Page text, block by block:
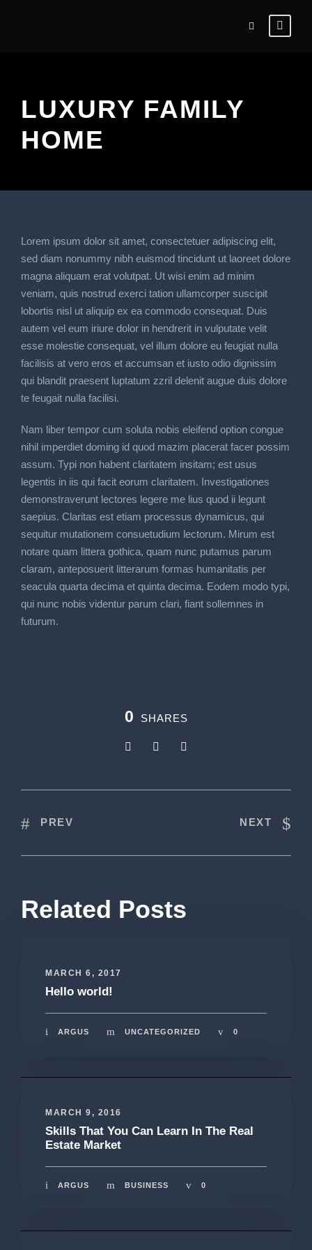
LUXURY FAMILY
HOME
Lorem ipsum dolor sit amet, consectetuer adipiscing elit,
sed diam nonummy nibh euismod tincidunt ut laoreet dolore
magna aliquam erat volutpat. Ut wisi enim ad minim
veniam, quis nostrud exerci tation ullamcorper suscipit
lobortis nisl ut aliquip ex ea commodo consequat. Duis
autem vel eum iriure dolor in hendrerit in vulputate velit
esse molestie consequat, vel illum dolore eu feugiat nulla
facilisis at vero eros et accumsan et iusto odio dignissim
qui blandit praesent luptatum zzril delenit augue duis dolore
te feugait nulla facilisi.
Nam liber tempor cum soluta nobis eleifend option congue
nihil imperdiet doming id quod mazim placerat facer possim
assum. Typi non habent claritatem insitam; est usus
legentis in iis qui facit eorum claritatem. Investigationes
demonstraverunt lectores legere me lius quod ii legunt
saepius. Claritas est etiam processus dynamicus, qui
sequitur mutationem consuetudium lectorum. Mirum est
notare quam littera gothica, quam nunc putamus parum
claram, anteposuerit litterarum formas humanitatis per
seacula quarta decima et quinta decima. Eodem modo typi,
qui nunc nobis videntur parum clari, fiant sollemnes in
futurum.
0 SHARES
PREV NEXT
Related Posts
MARCH 6, 2017
Hello world!
ARGUS UNCATEGORIZED 0
MARCH 9, 2016
Skills That You Can Learn In The Real
Estate Market
ARGUS BUSINESS 0